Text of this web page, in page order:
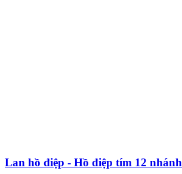
Lan hồ điệp - Hồ điệp tím 12 nhánh